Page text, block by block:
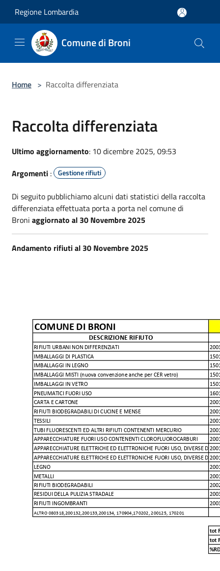
Regione Lombardia
Comune di Broni
Home > Raccolta differenziata
Raccolta differenziata
Ultimo aggiornamento: 10 dicembre 2025, 09:53
Argomenti : Gestione rifiuti
Di seguito pubblichiamo alcuni dati statistici della raccolta
differenziata effettuata porta a porta nel comune di
Broni aggiornato al 30 Novembre 2025
Andamento rifiuti al 30 Novembre 2025